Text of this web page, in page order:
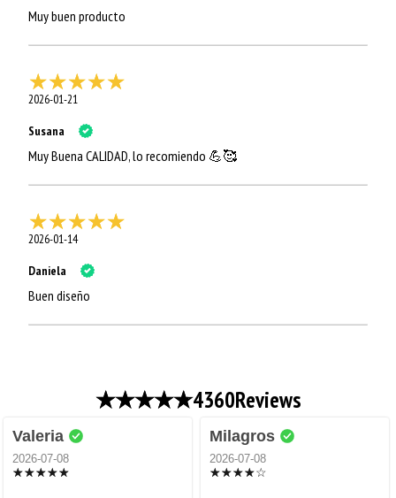
Muy buen producto
2026-01-21
Susana
Muy Buena CALIDAD, lo recomiendo 💪🥰
2026-01-14
Daniela
Buen diseño
4360Reviews
Valeria
2026-07-08
Milagros
2026-07-08